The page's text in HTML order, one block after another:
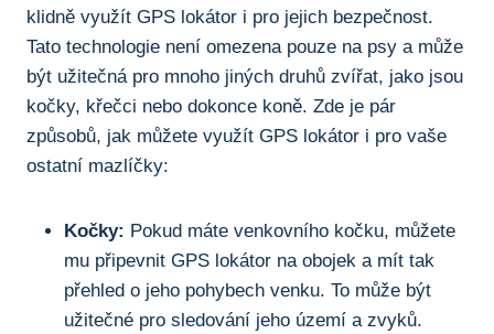
klidně využít GPS lokátor i pro jejich bezpečnost.
Tato technologie není omezena pouze na psy a může
být užitečná pro mnoho jiných druhů zvířat, jako jsou
kočky, křečci nebo dokonce koně. Zde je pár
způsobů, jak můžete využít GPS lokátor i pro vaše
ostatní mazlíčky:
Kočky: Pokud máte venkovního kočku, můžete
mu připevnit GPS lokátor na obojek a mít tak
přehled o jeho pohybech venku. To může být
užitečné pro sledování jeho území a zvyků.